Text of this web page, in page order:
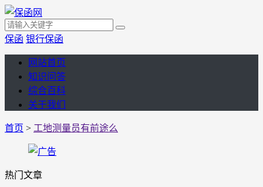
保函 银行保函
网站首页
知识问答
综合百科
关于我们
首页 > 工地测量员有前途么
热门文章